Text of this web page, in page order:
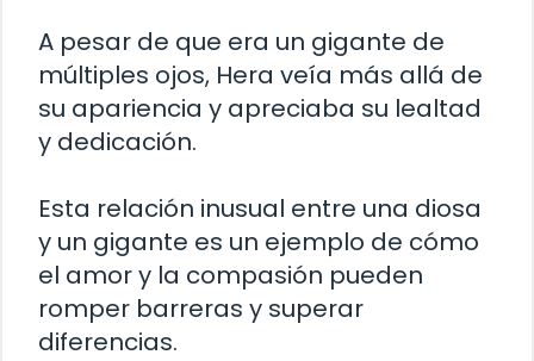
A pesar de que era un gigante de
múltiples ojos, Hera veía más allá de
su apariencia y apreciaba su lealtad
y dedicación.
Esta relación inusual entre una diosa
y un gigante es un ejemplo de cómo
el amor y la compasión pueden
romper barreras y superar
diferencias.